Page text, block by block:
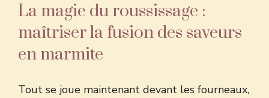
La magie du roussissage :
maîtriser la fusion des saveurs
en marmite
Tout se joue maintenant devant les fourneaux,